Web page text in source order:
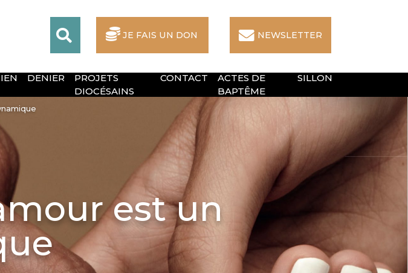
JE FAIS UN DON NEWSLETTER
DENIER
PROJETS
DIOCÉSAINS
CONTACT
ACTES DE
BAPTÊME
SILLON
est un